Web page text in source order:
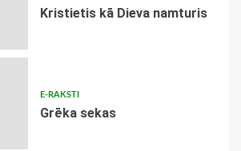
Kristietis kā Dieva namturis
E-RAKSTI
Grēka sekas